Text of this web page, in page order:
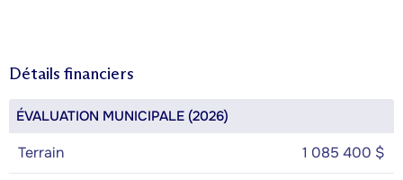
Détails financiers
ÉVALUATION MUNICIPALE (2026)
Terrain 1 085 400 $